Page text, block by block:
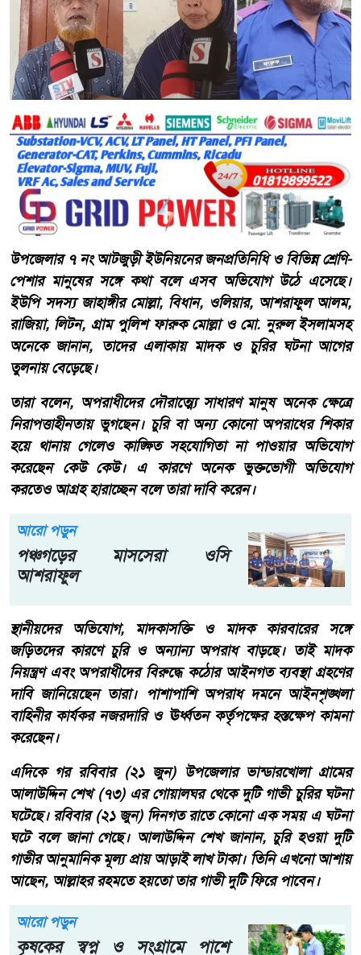
উপজেলার ৭ নং আটজুড়ী ইউনিয়নের জনপ্রতিনিধি ও বিভিন্ন শ্রেণি-
পেশার মানুষের সঙ্গে কথা বলে এসব অভিযোগ উঠে এসেছে।
ইউপি সদস্য জাহাঙ্গীর মোল্লা, বিধান, ওলিয়ার, আশরাফুল আলম,
রাজিয়া, লিটন, গ্রাম পুলিশ ফারুক মোল্লা ও মো. নুরুল ইসলামসহ
অনেকে জানান, তাদের এলাকায় মাদক ও চুরির ঘটনা আগের
তুলনায় বেড়েছে।
তারা বলেন, অপরাধীদের দৌরাত্ম্যে সাধারণ মানুষ অনেক ক্ষেত্রে
নিরাপত্তাহীনতায় ভুগছেন। চুরি বা অন্য কোনো অপরাধের শিকার
হয়ে থানায় গেলেও কাঙ্ক্ষিত সহযোগিতা না পাওয়ার অভিযোগ
করেছেন কেউ কেউ। এ কারণে অনেক ভুক্তভোগী অভিযোগ
করতেও আগ্রহ হারাচ্ছেন বলে তারা দাবি করেন।
আরো পড়ুন
পঞ্চগড়ের মাসসেরা ওসি
আশরাফুল
স্থানীয়দের অভিযোগ, মাদকাসক্তি ও মাদক কারবারের সঙ্গে
জড়িতদের কারণে চুরি ও অন্যান্য অপরাধ বাড়ছে। তাই মাদক
নিয়ন্ত্রণ এবং অপরাধীদের বিরুদ্ধে কঠোর আইনগত ব্যবস্থা গ্রহণের
দাবি জানিয়েছেন তারা। পাশাপাশি অপরাধ দমনে আইনশৃঙ্খলা
বাহিনীর কার্যকর নজরদারি ও ঊর্ধ্বতন কর্তৃপক্ষের হস্তক্ষেপ কামনা
করেছেন।
এদিকে গর রবিবার (২১ জুন) উপজেলার ভান্ডারখোলা গ্রামের
আলাউদ্দিন শেখ (৭৩) এর গোয়ালঘর থেকে দুটি গাভী চুরির ঘটনা
ঘটেছে। রবিবার (২১ জুন) দিনগত রাতে কোনো এক সময় এ ঘটনা
ঘটে বলে জানা গেছে। আলাউদ্দিন শেখ জানান, চুরি হওয়া দুটি
গাভীর আনুমানিক মূল্য প্রায় আড়াই লাখ টাকা। তিনি এখনো আশায়
আছেন, আল্লাহর রহমতে হয়তো তার গাভী দুটি ফিরে পাবেন।
আরো পড়ুন
কৃষকের স্বপ্ন ও সংগ্রামে পাশে